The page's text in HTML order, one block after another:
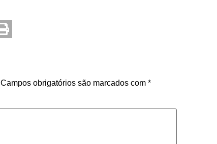
Campos obrigatórios são marcados com *